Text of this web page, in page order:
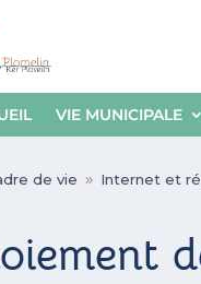
VIE MUNICIPALE
de vie 9 Internet et